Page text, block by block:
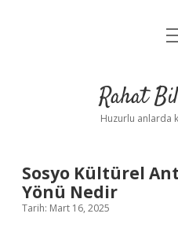
Yasal
Rahat
Huzurlu anlarda
Sosyo Kültürel
Yönü Nedir
Tarih: Mart 16, 2025